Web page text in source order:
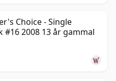
Choice - Single
#16 2008 13 år gammal